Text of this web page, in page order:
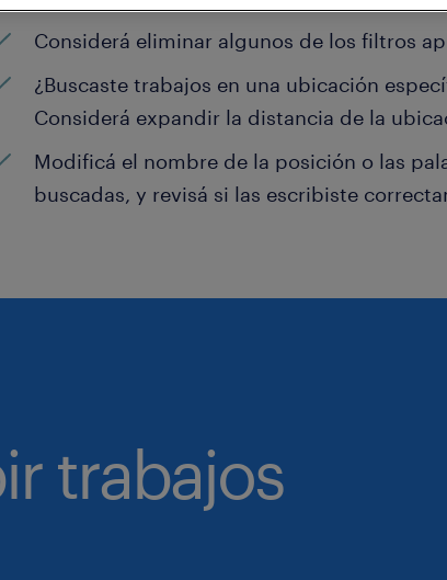
Considerá eliminar algunos de los filtros
¿Buscaste trabajos en una ubicación
Considerá expandir la distancia de la
Modificá el nombre de la posición o las
buscadas, y revisá si las escribiste
trabajos